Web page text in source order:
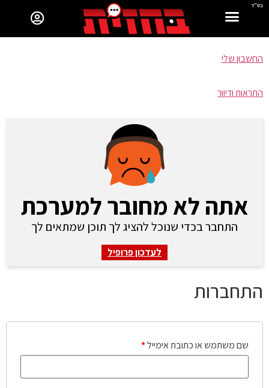
בס"ד
החשבון שלי
התראות ודיוור
אתה לא מחובר למערכת
התחבר בכדי שנוכל להציג לך תוכן שמתאים לך
לעדכון פרופיל
התחברות
שם משתמש או כתובת אימייל*